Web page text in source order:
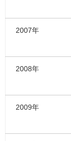
2007年
2008年
2009年